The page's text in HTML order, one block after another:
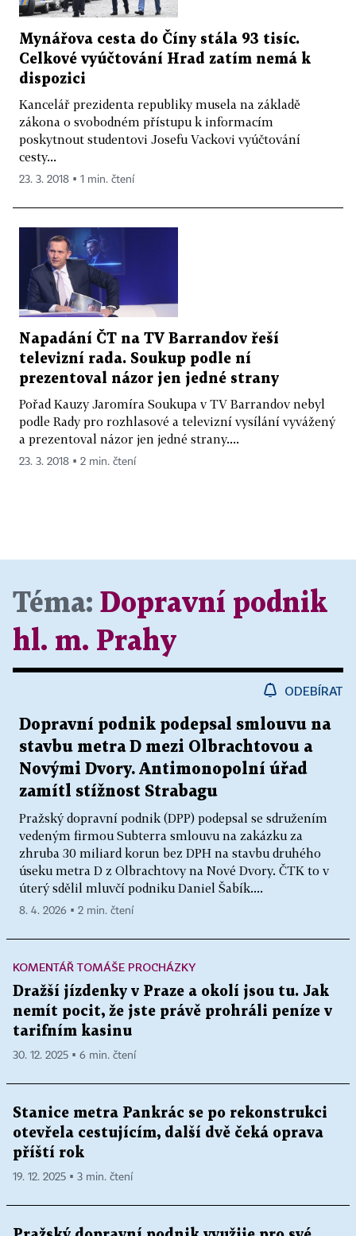
Mynářova cesta do Číny stála 93 tisíc.
Celkové vyúčtování Hrad zatím nemá k
dispozici
Kancelář prezidenta republiky musela na základě
zákona o svobodném přístupu k informacím
poskytnout studentovi Josefu Vackovi vyúčtování
cesty...
23. 3. 2018 ▪ 1 min. čtení
Napadání ČT na TV Barrandov řeší
televizní rada. Soukup podle ní
prezentoval názor jen jedné strany
Pořad Kauzy Jaromíra Soukupa v TV Barrandov nebyl
podle Rady pro rozhlasové a televizní vysílání vyvážený
a prezentoval názor jen jedné strany....
23. 3. 2018 ▪ 2 min. čtení
Téma: Dopravní podnik
hl. m. Prahy
ODEBÍRAT
Dopravní podnik podepsal smlouvu na
stavbu metra D mezi Olbrachtovou a
Novými Dvory. Antimonopolní úřad
zamítl stížnost Strabagu
Pražský dopravní podnik (DPP) podepsal se sdružením
vedeným firmou Subterra smlouvu na zakázku za
zhruba 30 miliard korun bez DPH na stavbu druhého
úseku metra D z Olbrachtovy na Nové Dvory. ČTK to v
úterý sdělil mluvčí podniku Daniel Šabík....
8. 4. 2026 ▪ 2 min. čtení
KOMENTÁŘ TOMÁŠE PROCHÁZKY
Dražší jízdenky v Praze a okolí jsou tu. Jak
nemít pocit, že jste právě prohráli peníze v
tarifním kasinu
30. 12. 2025 ▪ 6 min. čtení
Stanice metra Pankrác se po rekonstrukci
otevřela cestujícím, další dvě čeká oprava
příští rok
19. 12. 2025 ▪ 3 min. čtení